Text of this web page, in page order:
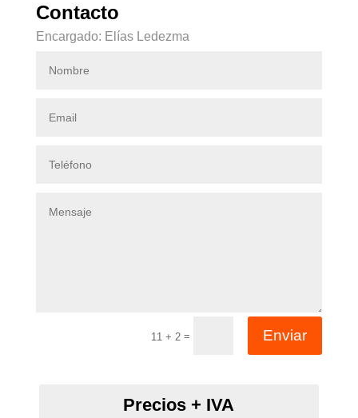
Contacto
Encargado: Elías Ledezma
11 + 2 = Enviar
Precios + IVA